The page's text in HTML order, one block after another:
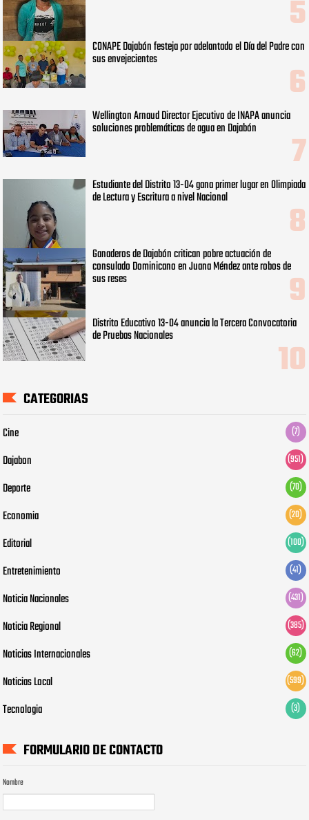
CONAPE Dajabón festeja por adelantado el Día del Padre con
sus envejecientes
Wellington Arnaud Director Ejecutivo de INAPA anuncia
soluciones problemáticas de agua en Dajabón
Estudiante del Distrito 13-04 gana primer lugar en Olimpiada
de Lectura y Escritura a nivel Nacional
Ganaderos de Dajabón critican pobre actuación de
consulado Dominicano en Juana Méndez ante robos de
sus reses
Distrito Educativo 13-04 anuncia la Tercera Convocatoria
de Pruebas Nacionales
CATEGORIAS
Cine (7)
Dajabon (951)
Deporte (70)
Economia (20)
Editorial (100)
Entretenimiento (41)
Noticia Nacionales (431)
Noticia Regional (385)
Noticias Internacionales (62)
Noticias Local (599)
Tecnologia (3)
FORMULARIO DE CONTACTO
Nombre